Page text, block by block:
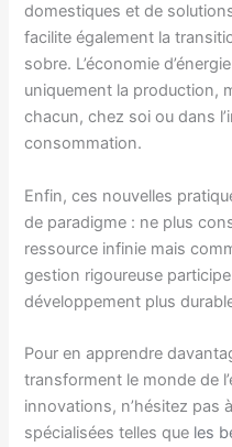
domestiques et de
facilite également la
sobre. L’économie
uniquement la production,
chacun, chez soi ou dans
consommation.
Enfin, ces nouvelles
de paradigme : ne plus
ressource infinie mais
gestion rigoureuse
développement plus
Pour en apprendre
transforment le monde de
innovations, n’hésitez pas
spécialisées telles que les